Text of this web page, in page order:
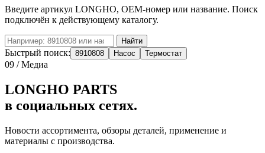
Введите артикул LONGHO, OEM-номер или название. Поиск
подключён к действующему каталогу.
Найти
Быстрый поиск: 8910808 Насос Термостат
09 / Медиа
LONGHO PARTS
в социальных сетях.
Новости ассортимента, обзоры деталей, применение и
материалы с производства.